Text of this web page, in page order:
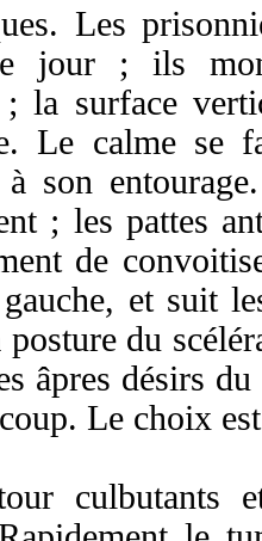
. Les
jour ; ils
; la surface
.Le calmese
à son entourage
; les pattes
de
gauche, et suit
posturedu
âpres désirs du
coup. Le choix
culbutants